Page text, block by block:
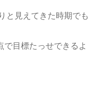
と見えてきた時期でも
目標たっせできるよ